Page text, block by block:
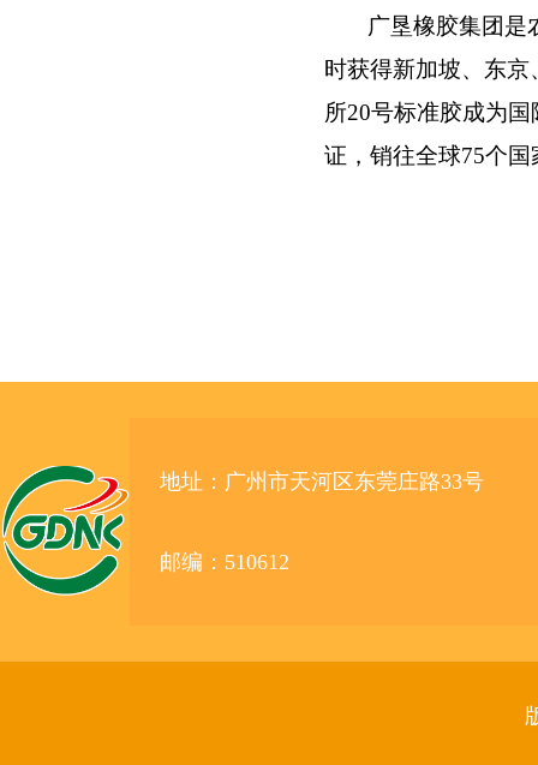
广垦橡胶集团是
时获得新加坡、东
所20号标准胶成为
证，销往全球75个国
地址：广州市天河区东莞庄路33号
邮编：510612